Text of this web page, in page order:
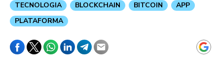
TECNOLOGIA BLOCKCHAIN BITCOIN
APP
PLATAFORMA